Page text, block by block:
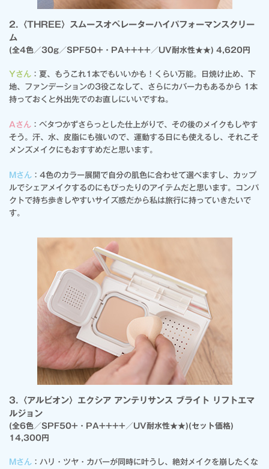
2.〈THREE〉スムースオペレーターハイパフォーマンスクリー
ム
(全4色／30g／SPF50+・PA++++／UV耐水性★★) 4,620円
Yさん ：夏、もうこれ1本でもいいかも！くらい万能。日焼け止め、下
地、ファンデーションの3役こなして、さらにカバー力もあるから 1本
持っておくと外出先でのお直しにいいですね。
Aさん ：ベタつかずさらっとした仕上がりで、その後のメイクもしやす
そう。汗、水、皮脂にも強いので、運動する日にも使えるし、それこそ
メンズメイクにもおすすめだと思います。
Mさん ：4色のカラー展開で自分の肌色に合わせて選べますし、カップ
ルでシェアメイクするのにもぴったりのアイテムだと思います。コンパ
クトで持ち歩きしやすいサイズ感だから私は旅行に持っていきたいで
す。
3.〈アルビオン〉エクシア アンテリサンス ブライト リフトエマ
ルジョン
(全6色／SPF50+・PA++++／UV耐水性★★)(セット価格)
14,300円
Mさん ：ハリ・ツヤ・カバーが同時に叶うし、絶対メイクを崩したくな